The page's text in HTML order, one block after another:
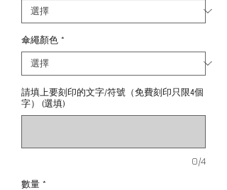
傘繩顏色 *
請填上要刻印的文字/符號（免費刻印只限4個
字） (選填)
0/4
數量 *